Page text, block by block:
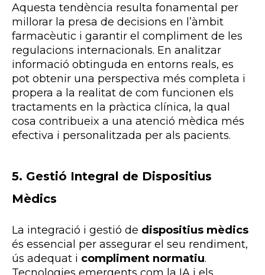
Aquesta tendència resulta fonamental per
millorar la presa de decisions en l’àmbit
farmacèutic i garantir el compliment de les
regulacions internacionals. En analitzar
informació obtinguda en entorns reals, es
pot obtenir una perspectiva més completa i
propera a la realitat de com funcionen els
tractaments en la pràctica clínica, la qual
cosa contribueix a una atenció mèdica més
efectiva i personalitzada per als pacients.
5. Gestió Integral de Dispositius
Mèdics
La integració i gestió de dispositius mèdics
és essencial per assegurar el seu rendiment,
ús adequat i compliment normatiu.